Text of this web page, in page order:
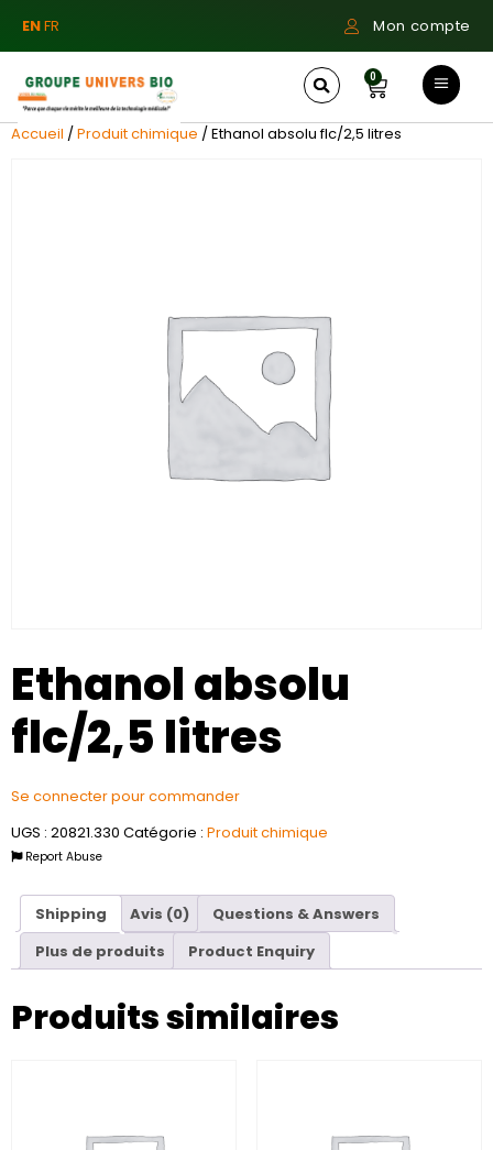
ENFR Mon compte
0
Accueil /Produit chimique / Ethanol absolu flc/2,5 litres
Ethanol absolu
flc/2,5 litres
Se connecter pour commander
UGS : 20821.330 Catégorie : Produit chimique
Report Abuse
Shipping Avis (0)
Questions & Answers
Plus de produits
Product Enquiry
Produits similaires